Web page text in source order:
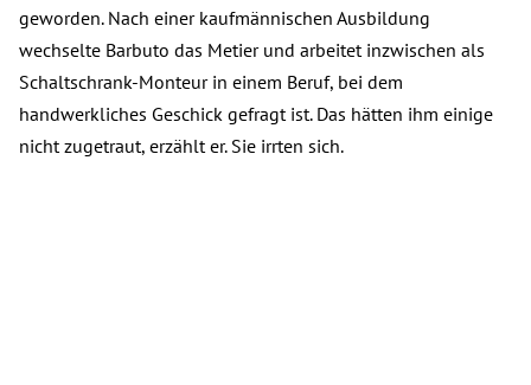
geworden. Nach einer kaufmännischen Ausbildung
wechselte Barbuto das Metier und arbeitet inzwischen als
Schaltschrank-Monteur in einem Beruf, bei dem
handwerkliches Geschick gefragt ist. Das hätten ihm einige
nicht zugetraut, erzählt er. Sie irrten sich.